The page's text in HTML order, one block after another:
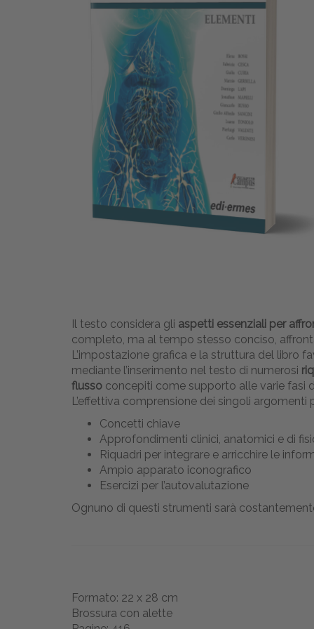
Il testo considera gli aspetti essenziali per
completo, ma al tempo stesso conciso,
L’impostazione grafica e la struttura del libro
mediante l’inserimento nel testo di numerosi
flusso concepiti come supporto alle varie fasi
L’effettiva comprensione dei singoli
Concetti chiave
Approfondimenti clinici, anatomici e di
Riquadri per integrare e arricchire le
Ampio apparato iconografico
Esercizi per l’autovalutazione
Ognuno di questi strumenti sarà
Formato: 22 x 28 cm
Brossura con alette